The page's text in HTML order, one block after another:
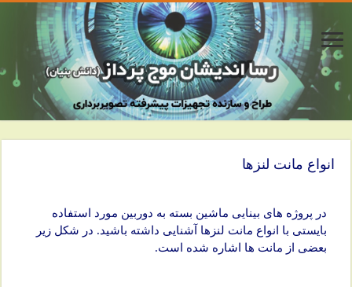
انواع مانت لنزها
در پروژه های بینایی ماشین بسته به دوربین مورد استفاده
بایستی با انواع مانت لنزها آشنایی داشته باشید. در شکل زیر
بعضی از مانت ها اشاره شده است.